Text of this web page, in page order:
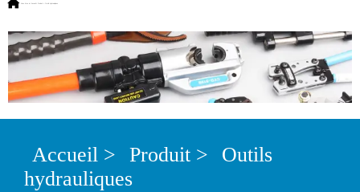
Produit
Accueil > Produit >
Outils
hydrauliques